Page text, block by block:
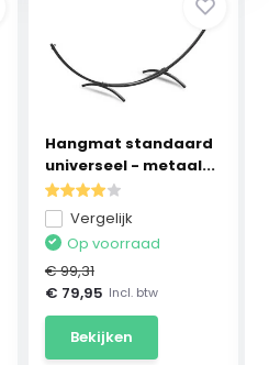
Hangmat standaard
universeel - metaal...
Vergelijk
Op voorraad
€ 99,31
€ 79,95 Incl. btw
Bekijken